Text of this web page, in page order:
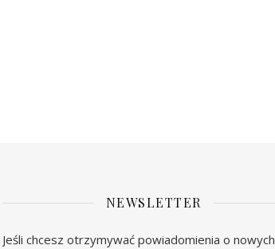
NEWSLETTER
Jeśli chcesz otrzymywać powiadomienia o nowych